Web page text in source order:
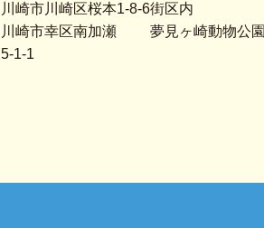
川崎市川崎区桜本1-8-6街区内
川崎市幸区南加瀬
5-1-1
夢見ヶ崎動物公園